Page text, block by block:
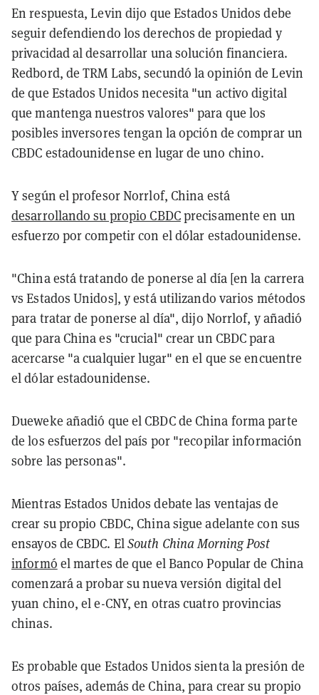
En respuesta, Levin dijo que Estados Unidos debe
seguir defendiendo los derechos de propiedad y
privacidad al desarrollar una solución financiera.
Redbord, de TRM Labs, secundó la opinión de Levin
de que Estados Unidos necesita "un activo digital
que mantenga nuestros valores" para que los
posibles inversores tengan la opción de comprar un
CBDC estadounidense en lugar de uno chino.
Y según el profesor Norrlof, China está
desarrollando su propio CBDCprecisamente en un
esfuerzo por competir con el dólar estadounidense.
"China está tratando de ponerse al día [en la carrera
vs Estados Unidos], y está utilizando varios métodos
para tratar de ponerse al día", dijo Norrlof, y añadió
que para China es "crucial" crear un CBDC para
acercarse "a cualquier lugar" en el que se encuentre
el dólar estadounidense.
Dueweke añadió que el CBDC de China forma parte
de los esfuerzos del país por "recopilar información
sobre las personas".
Mientras Estados Unidos debate las ventajas de
crear su propio CBDC, China sigue adelante con sus
ensayos de CBDC. ElSouth China Morning Post
informó el martes de que el Banco Popular de China
comenzará a probar su nueva versión digital del
yuan chino, el e-CNY, en otras cuatro provincias
chinas.
Es probable que Estados Unidos sienta la presión de
otros países, además de China, para crear su propio